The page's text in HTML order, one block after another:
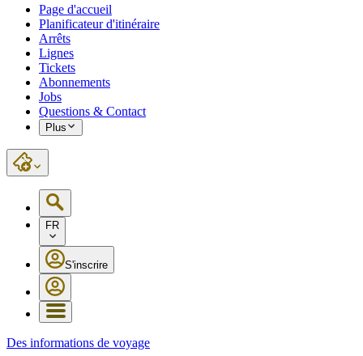
Page d'accueil
Planificateur d'itinéraire
Arrêts
Lignes
Tickets
Abonnements
Jobs
Questions & Contact
Plus
FR
S'inscrire
Des informations de voyage